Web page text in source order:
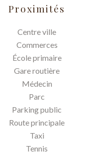
Proximités
Centre ville
Commerces
École primaire
Gare routière
Médecin
Parc
Parking public
Route principale
Taxi
Tennis